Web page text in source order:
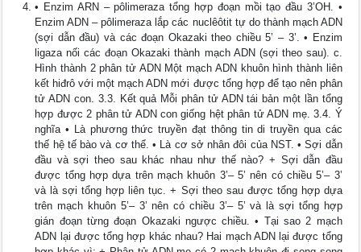
• Enzim ARN – pôlimeraza tổng hợp đoạn mồi tạo đầu 3’OH. •
Enzim ADN – pôlimeraza lắp các nuclêôtit tự do thành mạch ADN
(sợi dẫn đầu) và các đoạn Okazaki theo chiều 5’ – 3’. • Enzim
ligaza nối các đoạn Okazaki thành mạch ADN (sợi theo sau). c.
Hình thành 2 phân tử ADN Một mạch ADN khuôn hình thành liên
kết hiđrô với một mạch ADN mới được tổng hợp để tạo nên phân
tử ADN con. 3.3. Kết quả Mỗi phân tử ADN tái bản một lần tổng
hợp được 2 phân tử ADN con giống hệt phân tử ADN mẹ. 3.4. Ý
nghĩa • Là phương thức truyền đạt thông tin di truyền qua các
thế hệ tế bào và cơ thể. • Là cơ sở nhân đôi của NST. • Sợi dẫn
đầu và sợi theo sau khác nhau như thế nào? + Sợi dẫn đầu
được tổng hợp dựa trên mạch khuôn 3’– 5’ nên có chiều 5’– 3’
và là sợi tổng hợp liên tục. + Sợi theo sau được tổng hợp dựa
trên mạch khuôn 5’– 3’ nên có chiều 3’– 5’ và là sợi tổng hợp
gián đoạn từng đoạn Okazaki ngược chiều. • Tại sao 2 mạch
ADN lại được tổng hợp khác nhau? Hai mạch ADN lại được tổng